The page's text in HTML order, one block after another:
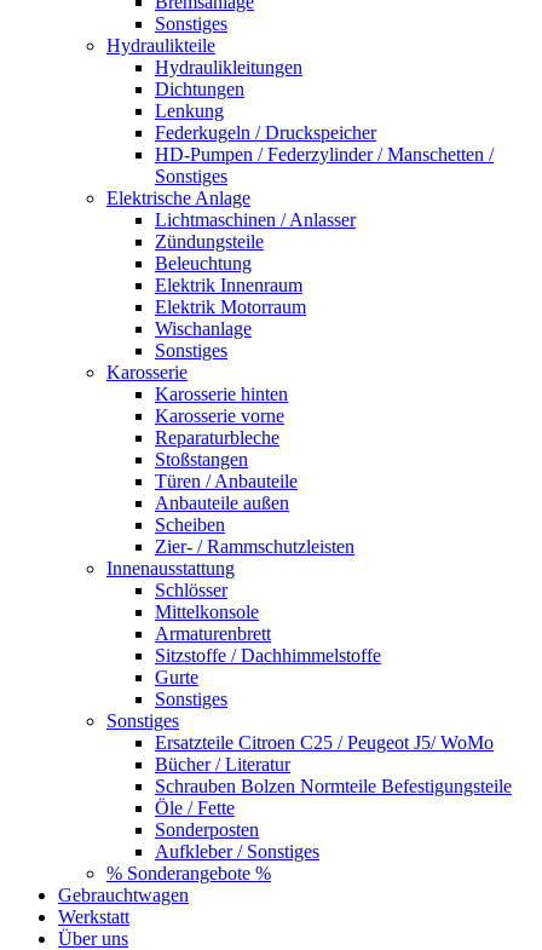
Sonstiges
Hydraulikteile
Hydraulikleitungen
Dichtungen
Lenkung
Federkugeln / Druckspeicher
HD-Pumpen / Federzylinder / Manschetten /
Sonstiges
Elektrische Anlage
Lichtmaschinen / Anlasser
Zündungsteile
Beleuchtung
Elektrik Innenraum
Elektrik Motorraum
Wischanlage
Sonstiges
Karosserie
Karosserie hinten
Karosserie vorne
Reparaturbleche
Stoßstangen
Türen / Anbauteile
Anbauteile außen
Scheiben
Zier- / Rammschutzleisten
Innenausstattung
Schlösser
Mittelkonsole
Armaturenbrett
Sitzstoffe / Dachhimmelstoffe
Gurte
Sonstiges
Sonstiges
Ersatzteile Citroen C25 / Peugeot J5/ WoMo
Bücher / Literatur
Schrauben Bolzen Normteile Befestigungsteile
Öle / Fette
Sonderposten
Aufkleber / Sonstiges
% Sonderangebote %
Gebrauchtwagen
Werkstatt
Über uns